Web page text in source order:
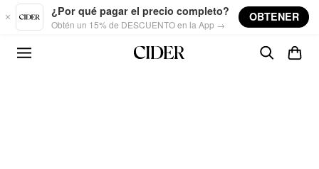
Skip to main content
¿Por qué pagar el precio completo?
Obtén un 15% de DESCUENTO en la App →
OBTENER